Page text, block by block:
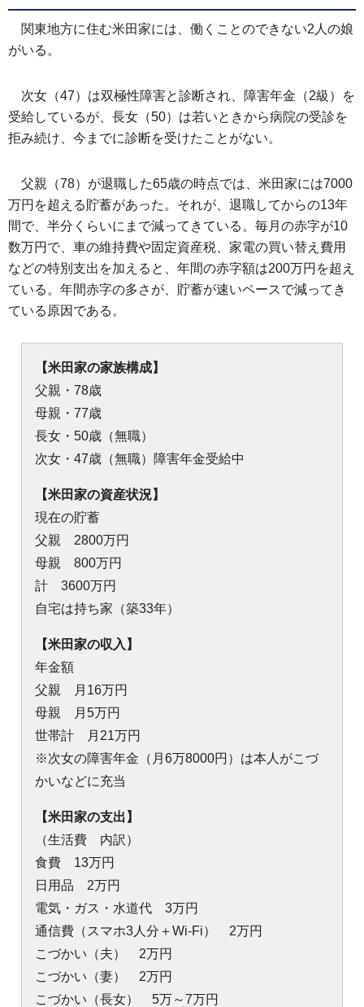
関東地方に住む米田家には、働くことのできない2人の娘
がいる。
次女（47）は双極性障害と診断され、障害年金（2級）を
受給しているが、長女（50）は若いときから病院の受診を
拒み続け、今までに診断を受けたことがない。
父親（78）が退職した65歳の時点では、米田家には7000
万円を超える貯蓄があった。それが、退職してからの13年
間で、半分くらいにまで減ってきている。毎月の赤字が10
数万円で、車の維持費や固定資産税、家電の買い替え費用
などの特別支出を加えると、年間の赤字額は200万円を超え
ている。年間赤字の多さが、貯蓄が速いペースで減ってき
ている原因である。
【米田家の家族構成】
父親・78歳
母親・77歳
長女・50歳（無職）
次女・47歳（無職）障害年金受給中
【米田家の資産状況】
現在の貯蓄
父親 2800万円
母親 800万円
計 3600万円
自宅は持ち家（築33年）
【米田家の収入】
年金額
父親 月16万円
母親 月5万円
世帯計 月21万円
※次女の障害年金（月6万8000円）は本人がこづ
かいなどに充当
【米田家の支出】
（生活費 内訳）
食費 13万円
日用品 2万円
電気・ガス・水道代 3万円
通信費（スマホ3人分＋Wi-Fi） 2万円
こづかい（夫） 2万円
こづかい（妻） 2万円
こづかい（長女） 5万～7万円